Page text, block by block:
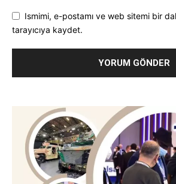
Ismimi, e-postamı ve web sitemi bir
tarayıcıya kaydet.